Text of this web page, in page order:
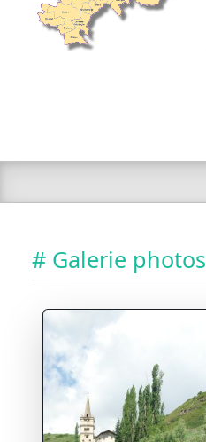
# Galerie photos